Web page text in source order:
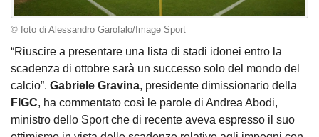
© foto di Alessandro Garofalo/Image Sport
“Riuscire a presentare una lista di stadi idonei entro la
scadenza di ottobre sarà un successo solo del mondo del
calcio”. Gabriele Gravina, presidente dimissionario della
FIGC, ha commentato così le parole di Andrea Abodi,
ministro dello Sport che di recente aveva espresso il suo